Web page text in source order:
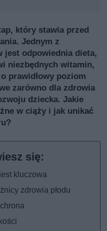
który stawia przed
Jednym z
jest odpowiednia dieta,
niezbędnych witamin,
prawidłowy poziom
zarówno dla zdrowia
dziecka. Jakie
w ciąży i jak unikać
kluczowa
zdrowia płodu